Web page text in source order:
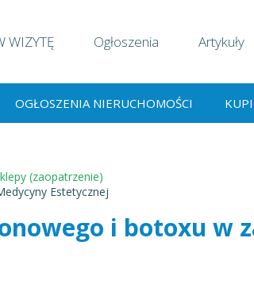
WIZYTĘ Ogłoszenia Artykuły
OGŁOSZENIA NIERUCHOMOŚCI
(zaopatrzenie)
Estetycznej
i botoxu w